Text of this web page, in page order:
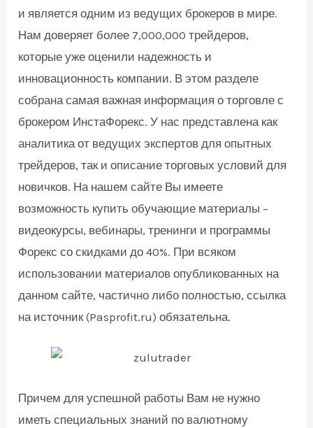
и является одним из ведущих брокеров в мире.
Нам доверяет более 7,000,000 трейдеров,
которые уже оценили надежность и
инновационность компании. В этом разделе
собрана самая важная информация о торговле с
брокером ИнстаФорекс. У нас представлена как
аналитика от ведущих экспертов для опытных
трейдеров, так и описание торговых условий для
новичков. На нашем сайте Вы имеете
возможность купить обучающие материалы –
видеокурсы, вебинары, тренинги и программы
Форекс со скидками до 40%. При всяком
использовании материалов опубликованных на
данном сайте, частично либо полностью, ссылка
на источник (Pasprofit.ru) обязательна.
Причем для успешной работы Вам не нужно
иметь специальных знаний по валютному